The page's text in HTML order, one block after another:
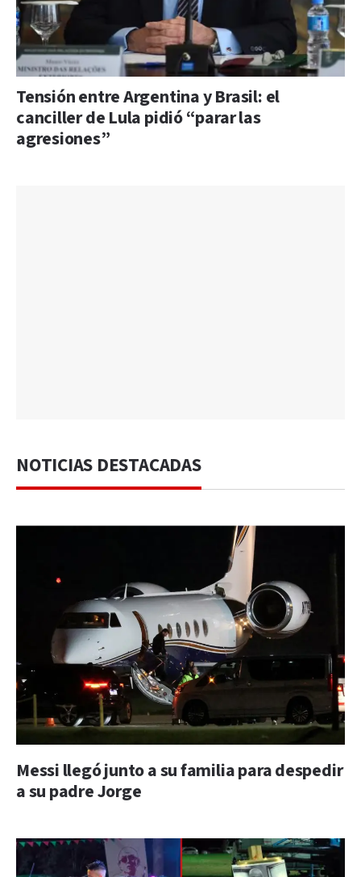
Tensión entre Argentina y Brasil: el
canciller de Lula pidió “parar las
agresiones”
NOTICIAS DESTACADAS
Messi llegó junto a su familia para despedir
a su padre Jorge